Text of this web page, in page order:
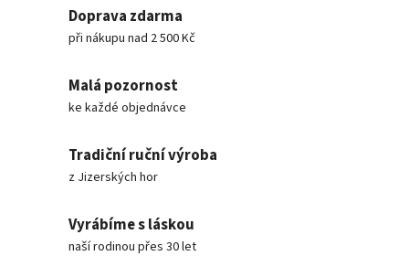
Doprava zdarma
při nákupu nad 2 500 Kč
Malá pozornost
ke každé objednávce
Tradiční ruční výroba
z Jizerských hor
Vyrábíme s láskou
naší rodinou přes 30 let